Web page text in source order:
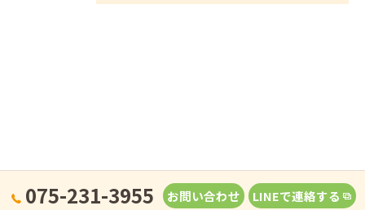
075-231-3955 お問い合わせ LINEで連絡する